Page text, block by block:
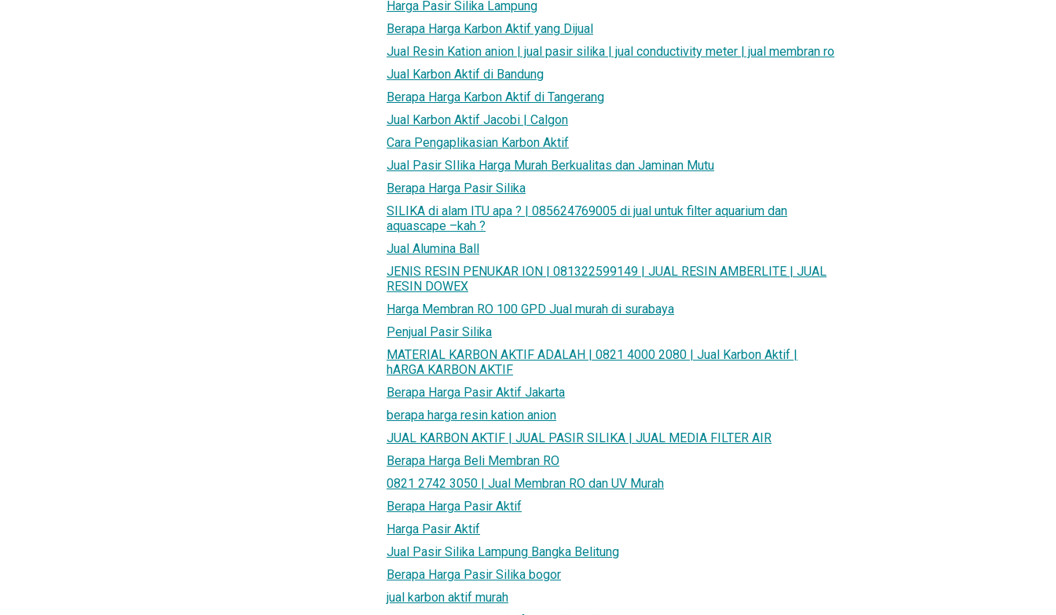
Harga Pasir Silika Lampung
Berapa Harga Karbon Aktif yang Dijual
Jual Resin Kation anion | jual pasir silika | jual conductivity meter | jual membran ro
Jual Karbon Aktif di Bandung
Berapa Harga Karbon Aktif di Tangerang
Jual Karbon Aktif Jacobi | Calgon
Cara Pengaplikasian Karbon Aktif
Jual Pasir SIlika Harga Murah Berkualitas dan Jaminan Mutu
Berapa Harga Pasir Silika
SILIKA di alam ITU apa ? | 085624769005 di jual untuk filter aquarium dan
aquascape –kah ?
Jual Alumina Ball
JENIS RESIN PENUKAR ION | 081322599149 | JUAL RESIN AMBERLITE | JUAL
RESIN DOWEX
Harga Membran RO 100 GPD Jual murah di surabaya
Penjual Pasir Silika
MATERIAL KARBON AKTIF ADALAH | 0821 4000 2080 | Jual Karbon Aktif |
hARGA KARBON AKTIF
Berapa Harga Pasir Aktif Jakarta
berapa harga resin kation anion
JUAL KARBON AKTIF | JUAL PASIR SILIKA | JUAL MEDIA FILTER AIR
Berapa Harga Beli Membran RO
0821 2742 3050 | Jual Membran RO dan UV Murah
Berapa Harga Pasir Aktif
Harga Pasir Aktif
Jual Pasir Silika Lampung Bangka Belitung
Berapa Harga Pasir Silika bogor
jual karbon aktif murah